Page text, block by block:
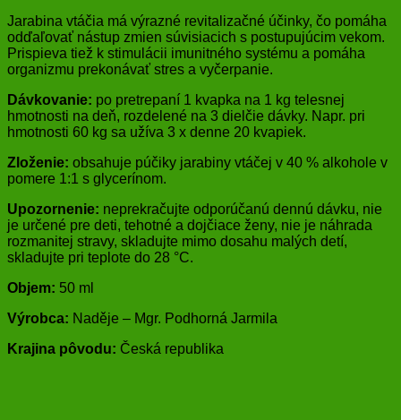
Jarabina vtáčia má výrazné revitalizačné účinky, čo pomáha
odďaľovať nástup zmien súvisiacich s postupujúcim vekom.
Prispieva tiež k stimulácii imunitného systému a pomáha
organizmu prekonávať stres a vyčerpanie.
Dávkovanie: po pretrepaní 1 kvapka na 1 kg telesnej
hmotnosti na deň, rozdelené na 3 dielčie dávky. Napr. pri
hmotnosti 60 kg sa užíva 3 x denne 20 kvapiek.
Zloženie: obsahuje púčiky jarabiny vtáčej v 40 % alkohole v
pomere 1:1 s glycerínom.
Upozornenie: neprekračujte odporúčanú dennú dávku, nie
je určené pre deti, tehotné a dojčiace ženy, nie je náhrada
rozmanitej stravy, skladujte mimo dosahu malých detí,
skladujte pri teplote do 28 °C.
Objem: 50 ml
Výrobca: Naděje – Mgr. Podhorná Jarmila
Krajina pôvodu: Česká republika